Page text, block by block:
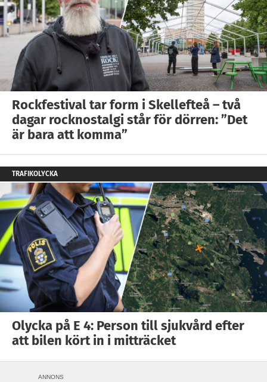
Rockfestival tar form i Skellefteå – två
dagar rocknostalgi står för dörren: ”Det
är bara att komma”
TRAFIKOLYCKA
Olycka på E 4: Person till sjukvård efter
att bilen kört in i mitträcket
ANNONS